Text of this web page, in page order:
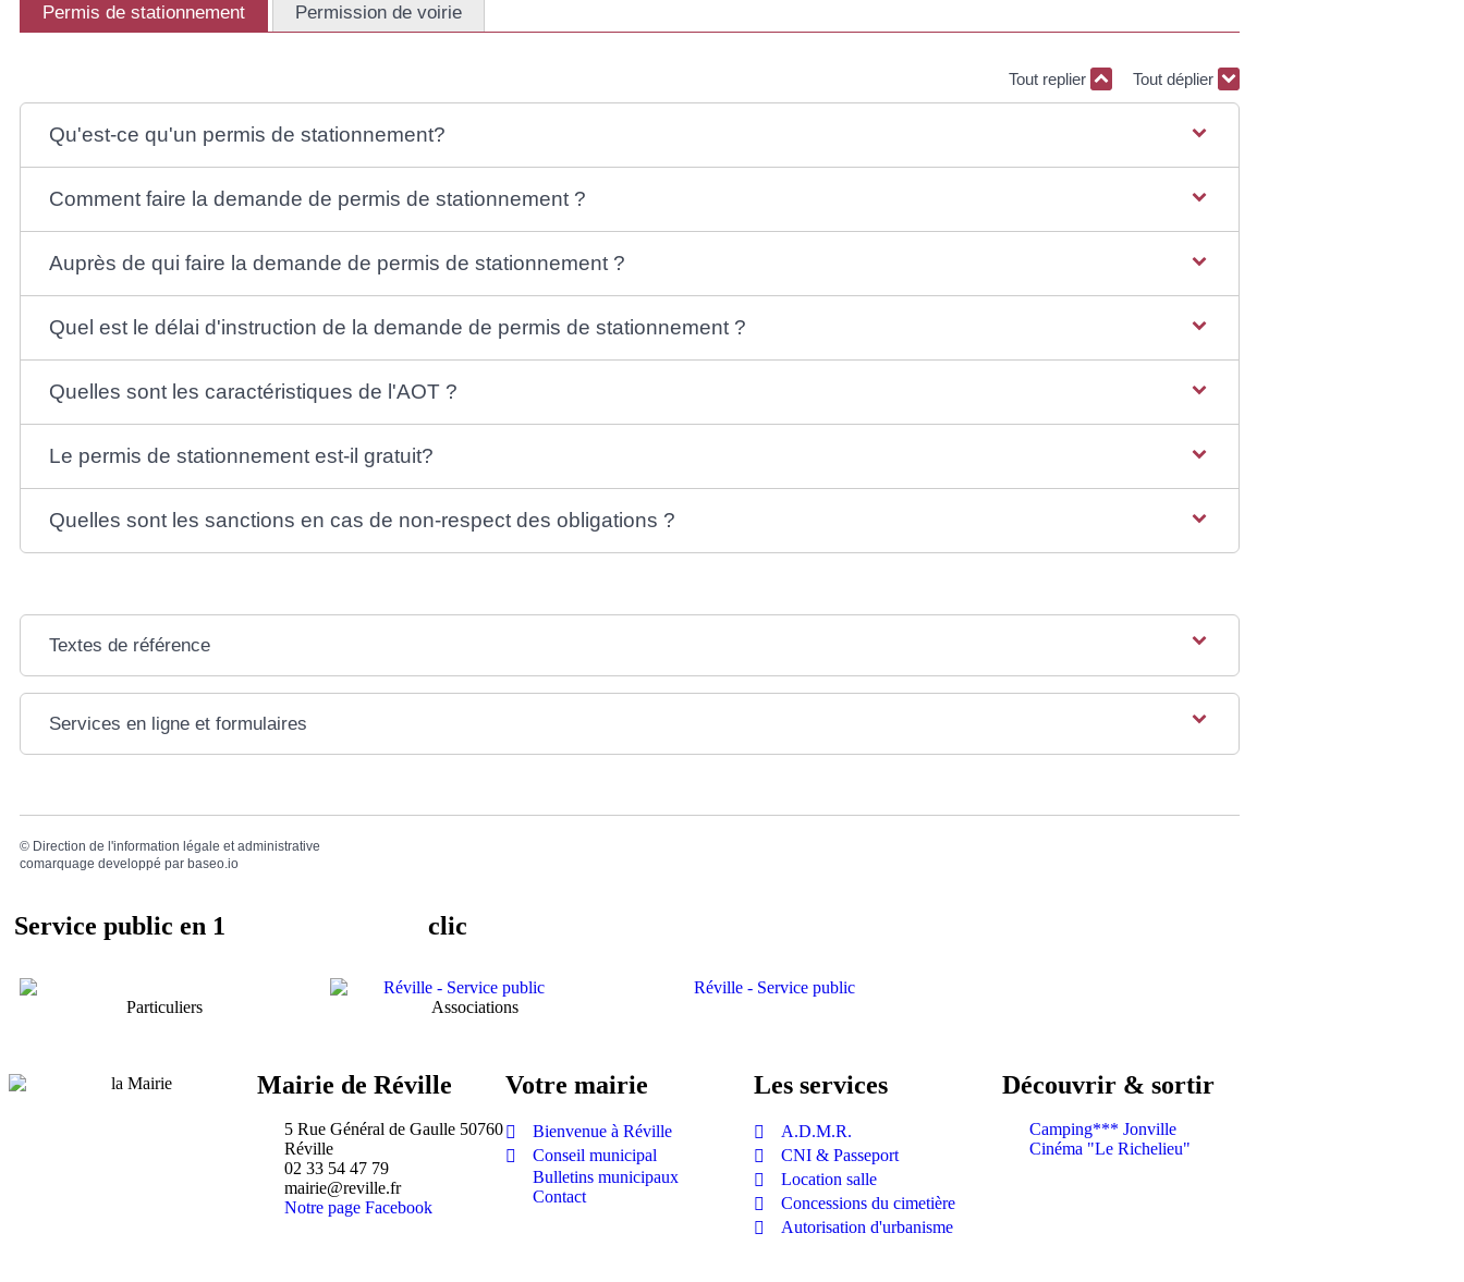
Permis de stationnement Permission de voirie
Tout replier Tout déplier
Qu'est-ce qu'un permis de stationnement?
Comment faire la demande de permis de stationnement ?
Auprès de qui faire la demande de permis de stationnement ?
Quel est le délai d'instruction de la demande de permis de stationnement ?
Quelles sont les caractéristiques de l'AOT ?
Le permis de stationnement est-il gratuit?
Quelles sont les sanctions en cas de non-respect des obligations ?
Textes de référence
Services en ligne et formulaires
© Direction de l'information légale et administrative
comarquage developpé par baseo.io
Service public en 1 clic
Particuliers Associations
Mairie de Réville
5 Rue Général de Gaulle 50760
Réville
02 33 54 47 79
mairie@reville.fr
Notre page Facebook
Votre mairie
Bienvenue à Réville
Conseil municipal
Bulletins municipaux
Contact
Les services
A.D.M.R.
CNI & Passeport
Location salle
Concessions du cimetière
Autorisation d'urbanisme
Découvrir & sortir
Camping*** Jonville
Cinéma "Le Richelieu"